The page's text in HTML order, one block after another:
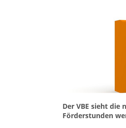
Der VBE sieht die
Förderstunden